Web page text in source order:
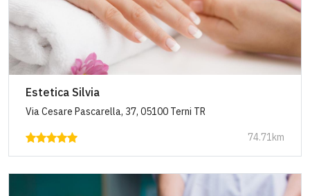
Estetica Silvia
Via Cesare Pascarella, 37, 05100 Terni TR
74.71km